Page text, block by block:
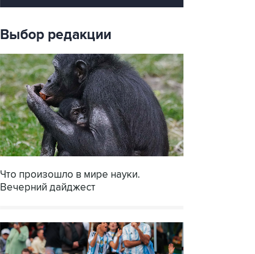
Выбор редакции
Что произошло в мире науки.
Вечерний дайджест